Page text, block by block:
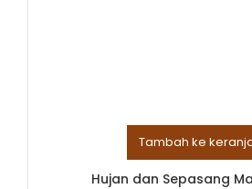
Tambah ke
Hujan dan Sepasang